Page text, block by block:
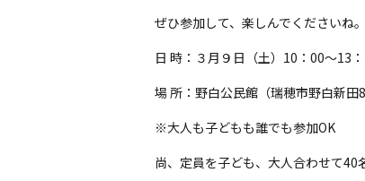
ぜひ参加して、楽しんでくださいね。
日 時：３月９日（土）10：00～13
場 所：野白公民館（瑞穂市野白新田
※大人も子どもも誰でも参加OK
尚、定員を子ども、大人合わせて40